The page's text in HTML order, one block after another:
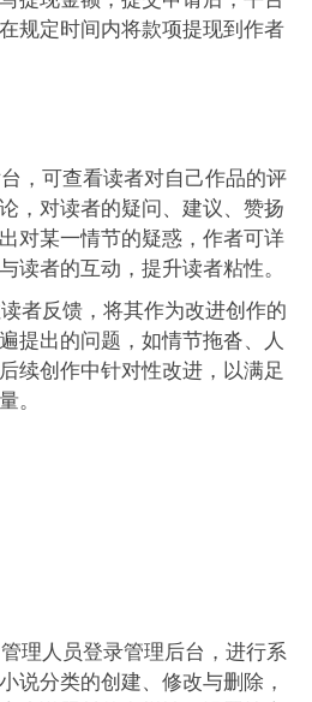
规定时间内将款项提现到作者
台，可查看读者对自己作品的评
，对读者的疑问、建议、赞扬
对某一情节的疑惑，作者可详
读者的互动，提升读者粘性。
者反馈，将其作为改进创作的
提出的问题，如情节拖沓、人
续创作中针对性改进，以满足
。
理人员登录管理后台，进行系
说分类的创建、修改与删除，